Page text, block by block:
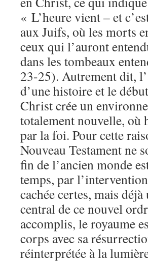
« L’heure vient – et
aux Juifs, où les morts
ceux qui l’auront
dans les tombeaux
23-25). Autrement dit,
d’une histoire et le
Christ crée un
totalement nouvelle, où
par la foi. Pour cette
Nouveau Testament ne
fin de l’ancien monde
temps, par
cachée certes, mais
central de ce nouvel
accomplis, le royaume
corps avec sa
réinterprétée à la